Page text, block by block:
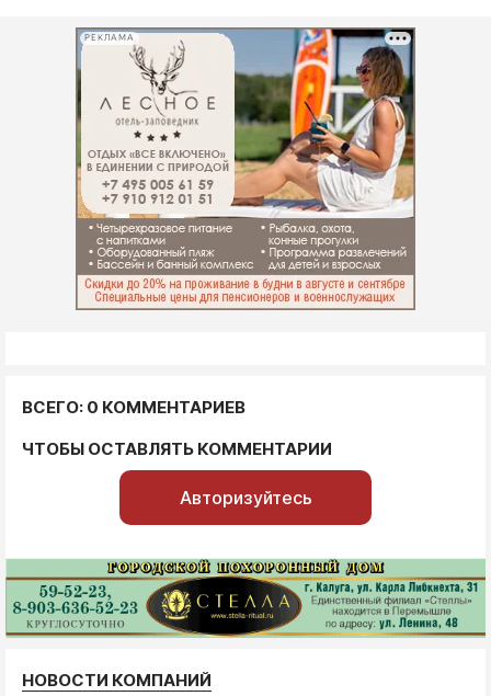
РЕКЛАМА
ВСЕГО: 0 КОММЕНТАРИЕВ
ЧТОБЫ ОСТАВЛЯТЬ КОММЕНТАРИИ
Авторизуйтесь
НОВОСТИ КОМПАНИЙ